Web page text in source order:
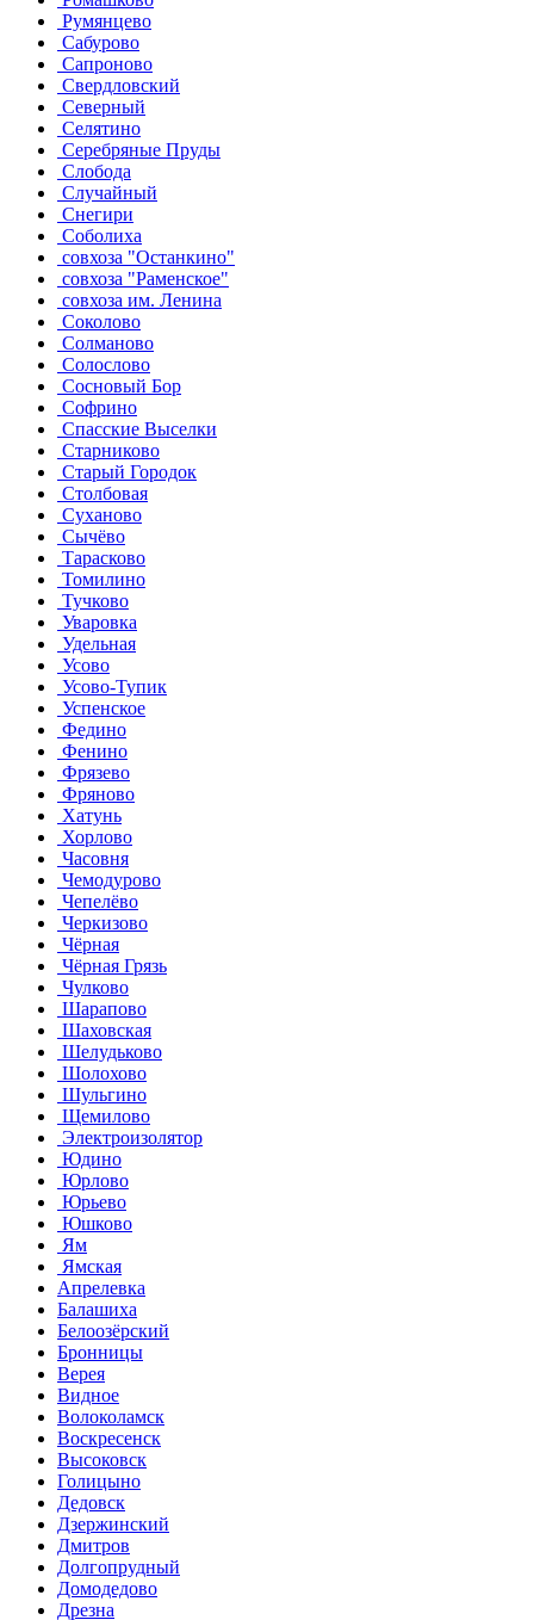
Румянцево
Сабурово
Сапроново
Свердловский
Северный
Селятино
Серебряные Пруды
Слобода
Случайный
Снегири
Соболиха
совхоза "Останкино"
совхоза "Раменское"
совхоза им. Ленина
Соколово
Солманово
Солослово
Сосновый Бор
Софрино
Спасские Выселки
Старниково
Старый Городок
Столбовая
Суханово
Сычёво
Тарасково
Томилино
Тучково
Уваровка
Удельная
Усово
Усово-Тупик
Успенское
Федино
Фенино
Фрязево
Фряново
Хатунь
Хорлово
Часовня
Чемодурово
Чепелёво
Черкизово
Чёрная
Чёрная Грязь
Чулково
Шарапово
Шаховская
Шелудьково
Шолохово
Шульгино
Щемилово
Электроизолятор
Юдино
Юрлово
Юрьево
Юшково
Ям
Ямская
Апрелевка
Балашиха
Белоозёрский
Бронницы
Верея
Видное
Волоколамск
Воскресенск
Высоковск
Голицыно
Дедовск
Дзержинский
Дмитров
Долгопрудный
Домодедово
Дрезна